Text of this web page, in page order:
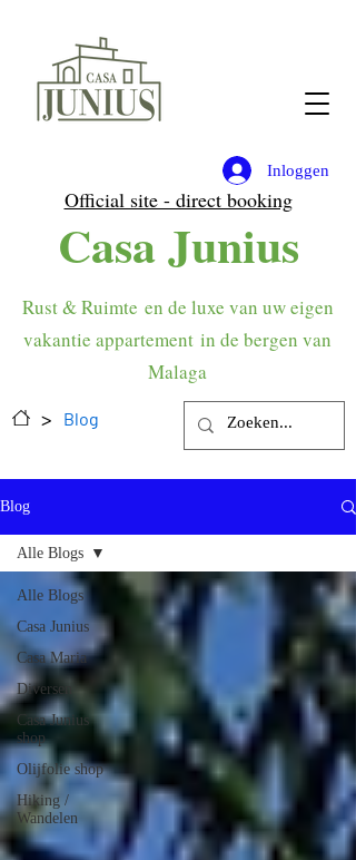
Inloggen
> Blog
Rust & Ruimte en de luxe van uw eigen
vakantie appartement in de bergen van
Malaga
Official site - direct booking
Casa Junius
Blog
Alle Blogs
Casa Junius
Casa Maria
Diversen
Casa Junius
shop
Olijfolie shop
Hiking /
Wandelen
Alle Blogs